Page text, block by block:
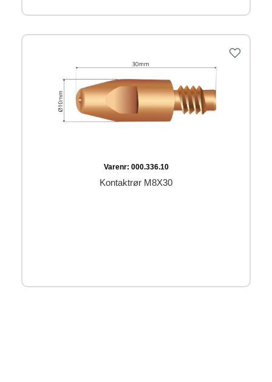
Varenr: 000.336.10
Kontaktrør M8X30